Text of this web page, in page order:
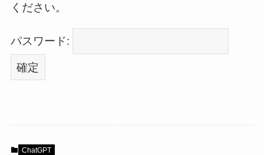
ください。
パスワード:
ChatGPT